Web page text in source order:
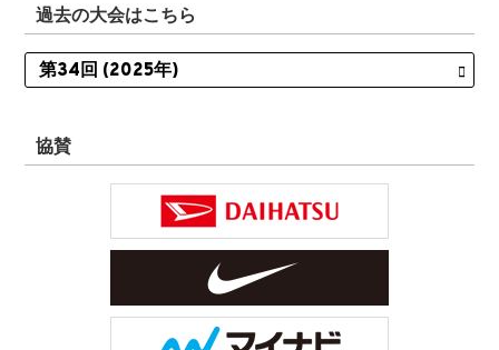
過去の大会はこちら
協賛